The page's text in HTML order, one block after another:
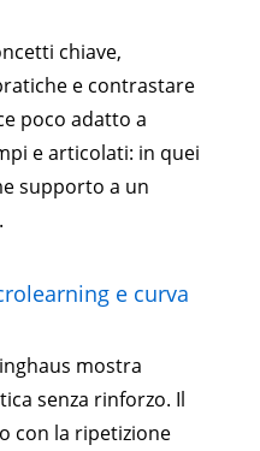
chiave,
e contrastare
poco adatto a
e articolati: in quei
supporto a un
e curva
mostra
senza rinforzo. Il
con la ripetizione